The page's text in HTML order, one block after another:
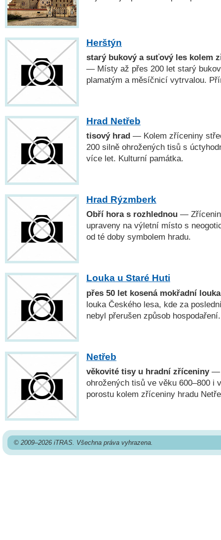
Herštýn
starý bukový a suťový les kolem
— Místy až přes 200 let starý
plamatým a měsíčnicí vytrvalou.
Hrad Netřeb
tisový hrad — Kolem zříceniny
200 silně ohrožených tisů s
více let. Kulturní památka.
Hrad Rýzmberk
Obří hora s rozhlednou —
upraveny na výletní místo s
od té doby symbolem hradu.
Louka u Staré Huti
přes 50 let kosená mokřadní louka
louka Českého lesa, kde za
nebyl přerušen způsob
Netřeb
věkovité tisy u hradní zříceniny—
ohrožených tisů ve věku 600–800 i
porostu kolem zříceniny hradu
© 2009–2026 iTRAS. Všechna práva vyhrazena.